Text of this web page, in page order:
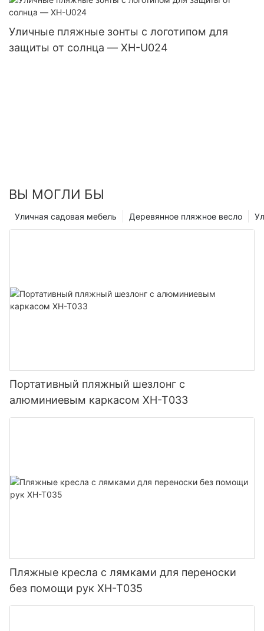
Уличные пляжные зонты с логотипом для
защиты от солнца — XH-U024
ВЫ МОГЛИ БЫ
Деревянное пляжное весло
Уличная садовая мебель
Портативный пляжный шезлонг с
алюминиевым каркасом XH-T033
Пляжные кресла с лямками для переноски
без помощи рук XH-T035